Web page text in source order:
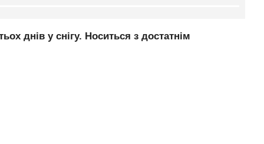
днів у снігу. Носиться з достатнім